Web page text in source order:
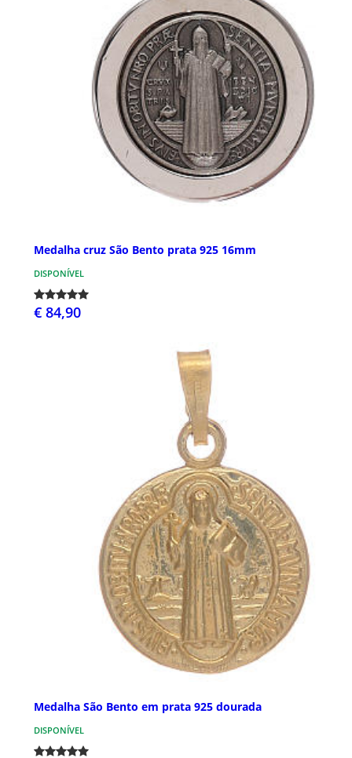
Medalha cruz São Bento prata 925 16mm
DISPONÍVEL
€ 84,90
Medalha São Bento em prata 925 dourada
DISPONÍVEL